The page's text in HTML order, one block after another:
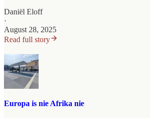
Daniël Eloff
·
August 28, 2025
Read full story
Europa is nie Afrika nie